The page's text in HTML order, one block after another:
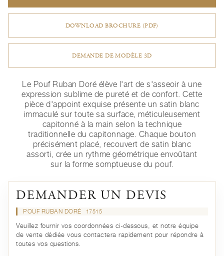
DOWNLOAD BROCHURE (PDF)
DEMANDE DE MODÈLE 3D
Le Pouf Ruban Doré élève l'art de s'asseoir à une
expression sublime de pureté et de confort. Cette
pièce d'appoint exquise présente un satin blanc
immaculé sur toute sa surface, méticuleusement
capitonné à la main selon la technique
traditionnelle du capitonnage. Chaque bouton
précisément placé, recouvert de satin blanc
assorti, crée un rythme géométrique envoûtant
sur la forme somptueuse du pouf.
DEMANDER UN DEVIS
POUF RUBAN DORÉ 17515
Veuillez fournir vos coordonnées ci-dessous, et notre équipe
de vente dédiée vous contactera rapidement pour répondre à
toutes vos questions.